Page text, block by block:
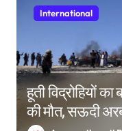
International
हूती विद्रोहियों
की मौत, सऊदी